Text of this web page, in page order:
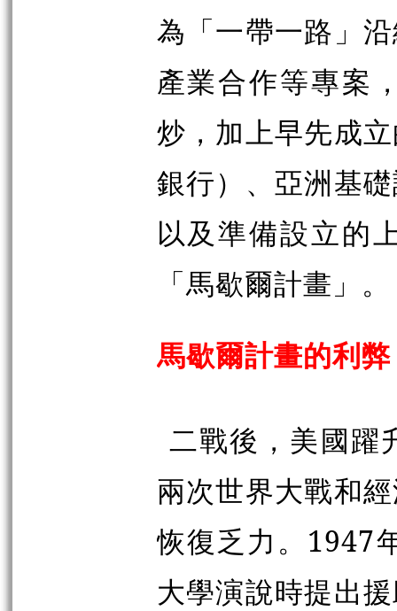
為「一帶一路」
產業合作等專案
炒，加上早先成
銀行） 、亞洲基
以及準備設立的
「馬歇爾計畫」。
馬歇爾計畫的利弊
二戰後，美國躍
兩次世界大戰和
恢復乏力。1947
大學演說時提出